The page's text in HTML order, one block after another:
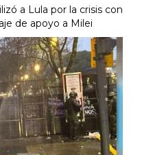
a Lula por la crisis con
de apoyo a Milei